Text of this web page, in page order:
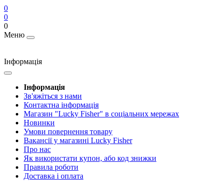
0
0
0
Меню
Інформація
Інформація
Зв'яжіться з нами
Контактна інформація
Магазин "Lucky Fisher" в соціальних мережах
Новинки
Умови повернення товару
Вакансії у магазині Lucky Fisher
Про нас
Як використати купон, або код знижки
Правила роботи
Доставка і оплата